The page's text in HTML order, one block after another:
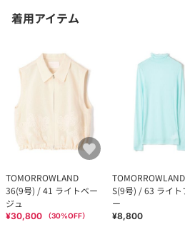
着用アイテム
TOMORROWLAND
36(9号) / 41 ライトベー
ジュ
¥30,800 （30%OFF）
TOMORROWLAND
S(9号) / 63 ライト
ー
¥8,800